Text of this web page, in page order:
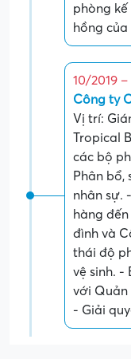
phòng
hồng
10/2019 –
Công ty
Vị trí:
Tropical
các bộ
Phân bổ,
nhân sự.
hàng
đình và
thái độ
vệ sinh. -
với Quản
- Giải